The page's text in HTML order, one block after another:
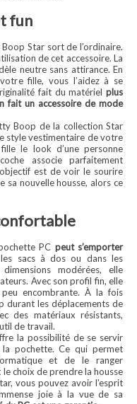
fun
Star sort de l’ordinaire.
de cet accessoire. La
neutre sans attirance. En
fille, vous l’aidez à se
fait du matériel plus
fait un accessoire de mode
Boop de la collection Star
style vestimentaire de votre
le look d’une personne
associe parfaitement
objectif est de voir le sourire
sa nouvelle housse, alors ce
PC peut s’emporter
les sacs à dos ou dans les
modérées, elle
Avec son profil fin, elle
encombrante. À la fois
durant les déplacements de
des matériaux résistants,
de travail.
la possibilité de se servir
pochette. Ce qui permet
et de le ranger
choix de prendre la housse
vous pouvez avoir l’esprit
joie à la vue de sa